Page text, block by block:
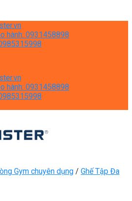
hành: 0931458898
hành: 0931458898
Gym chuyên dụng / Ghế Tập Đa